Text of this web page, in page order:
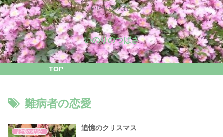
いのりのつばさ
いのりのつばさ
TOP
難病者の恋愛
記憶の軌跡 追憶のクリスマス